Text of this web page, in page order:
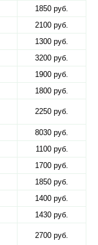
1850 руб.
2100 руб.
1300 руб.
3200 руб.
1900 руб.
1800 руб.
2250 руб.
8030 руб.
1100 руб.
1700 руб.
1850 руб.
1400 руб.
1430 руб.
2700 руб.